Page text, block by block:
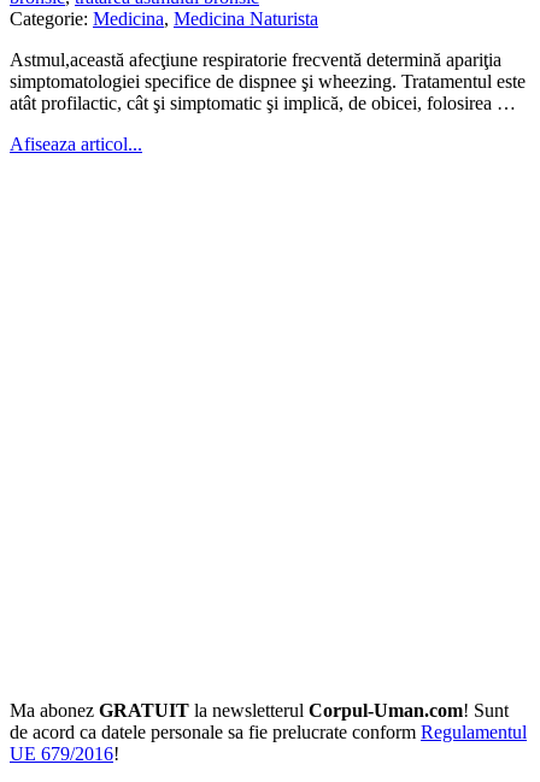
Categorie: Medicina, Medicina Naturista
Astmul,această afecţiune respiratorie frecventă determină apariţia
simptomatologiei specifice de dispnee şi wheezing. Tratamentul este
atât profilactic, cât şi simptomatic şi implică, de obicei, folosirea …
Afiseaza articol...
Ma abonez GRATUIT la newsletterul Corpul-Uman.com! Sunt
de acord ca datele personale sa fie prelucrate conform Regulamentul
UE 679/2016!